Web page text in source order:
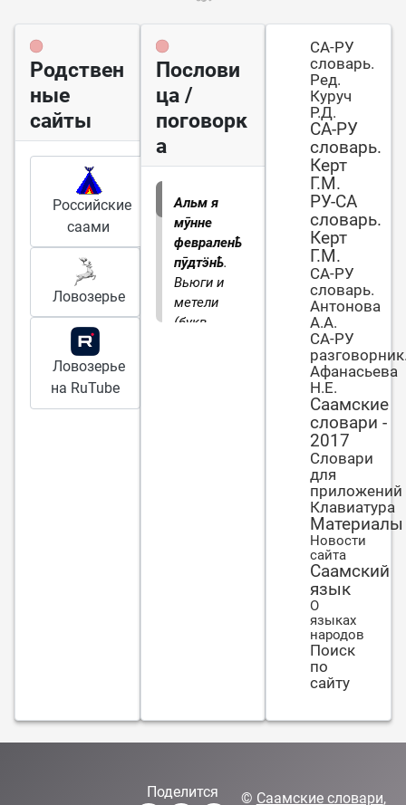
Родствен
ные
сайты
Российские
саами
Ловозерье
Ловозерье
на RuTube
Послови
ца /
поговорк
а
Альм я
мӯнне
февраленҍ
пӯдтӭнҍ.
Вьюги и
метели
(букв.
СА-РУ
словарь.
Ред.
Куруч
Р.Д.
СА-РУ
словарь.
Керт
Г.М.
РУ-СА
словарь.
Керт
Г.М.
СА-РУ
словарь.
Антонова
А.А.
СА-РУ
Афанасьева
Н.Е.
Саамские
словари -
2017
Словари
для
приложений
Клавиатура
Материалы
Новости
сайта
Саамский
язык
О
языках
народов
Поиск
по
сайту
Поделится © Саамские словари,